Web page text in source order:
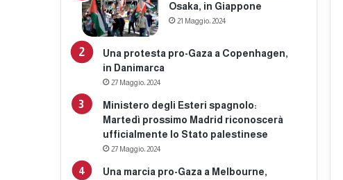
Osaka, in Giappone
21 Maggio، 2024
Una protesta pro-Gaza a Copenhagen,
in Danimarca
27 Maggio، 2024
Ministero degli Esteri spagnolo:
Martedì prossimo Madrid riconoscerà
ufficialmente lo Stato palestinese
27 Maggio، 2024
Una marcia pro-Gaza a Melbourne,